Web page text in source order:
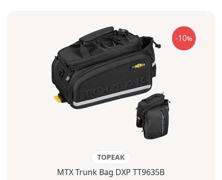
-10%
TOPEAK
MTX Trunk Bag DXP TT9635B